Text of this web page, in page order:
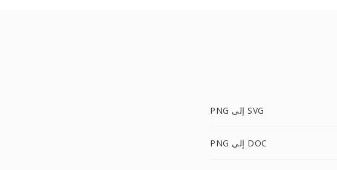
PNG إلى SVG
PNG إلى DOC